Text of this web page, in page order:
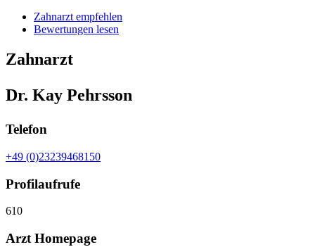
Zahnarzt empfehlen
Bewertungen lesen
Zahnarzt
Dr. Kay Pehrsson
Telefon
+49 (0)23239468150
Profilaufrufe
610
Arzt Homepage